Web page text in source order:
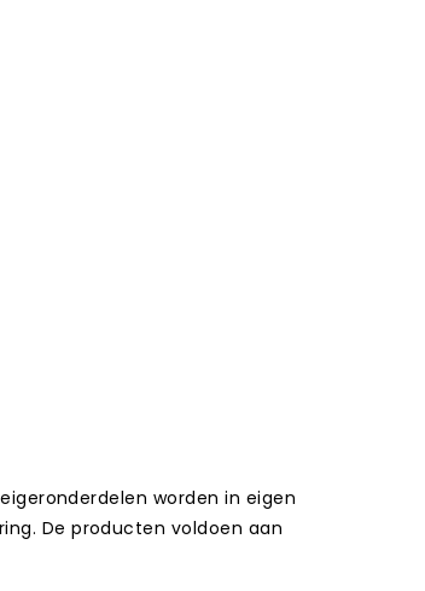
worden in eigen
De producten voldoen aan